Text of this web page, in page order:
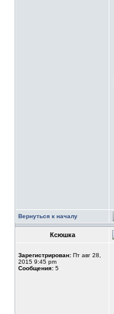
Вернуться к началу
Ксюшка
Зарегистрирован: Пт авг 28,
2015 9:45 pm
Сообщения: 5